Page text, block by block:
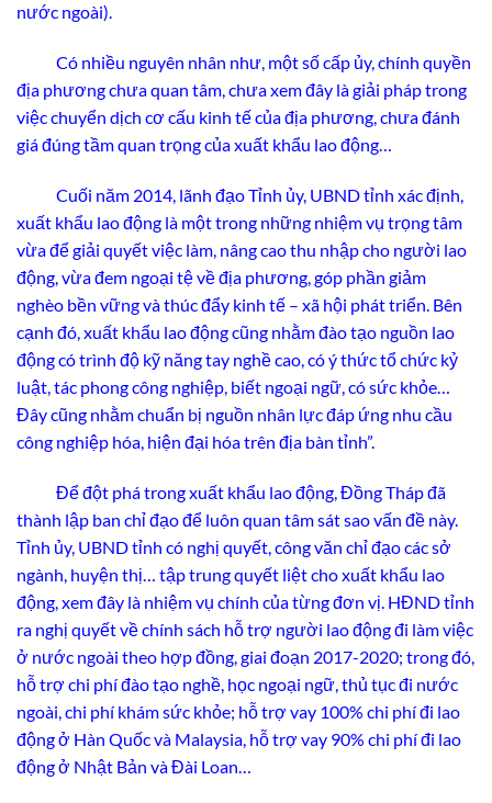
nước ngoài).
Có nhiều nguyên nhân như, một số cấp ủy, chính quyền
địa phương chưa quan tâm, chưa xem đây là giải pháp trong
việc chuyển dịch cơ cấu kinh tế của địa phương, chưa đánh
giá đúng tầm quan trọng của xuất khẩu lao động…
Cuối năm 2014, lãnh đạo Tỉnh ủy, UBND tỉnh xác định,
xuất khẩu lao động là một trong những nhiệm vụ trọng tâm
vừa để giải quyết việc làm, nâng cao thu nhập cho người lao
động, vừa đem ngoại tệ về địa phương, góp phần giảm
nghèo bền vững và thúc đẩy kinh tế – xã hội phát triển. Bên
cạnh đó, xuất khẩu lao động cũng nhằm đào tạo nguồn lao
động có trình độ kỹ năng tay nghề cao, có ý thức tổ chức kỷ
luật, tác phong công nghiệp, biết ngoại ngữ, có sức khỏe…
Đây cũng nhằm chuẩn bị nguồn nhân lực đáp ứng nhu cầu
công nghiệp hóa, hiện đại hóa trên địa bàn tỉnh”.
Để đột phá trong xuất khẩu lao động, Đồng Tháp đã
thành lập ban chỉ đạo để luôn quan tâm sát sao vấn đề này.
Tỉnh ủy, UBND tỉnh có nghị quyết, công văn chỉ đạo các sở
ngành, huyện thị… tập trung quyết liệt cho xuất khẩu lao
động, xem đây là nhiệm vụ chính của từng đơn vị. HĐND tỉnh
ra nghị quyết về chính sách hỗ trợ người lao động đi làm việc
ở nước ngoài theo hợp đồng, giai đoạn 2017-2020; trong đó,
hỗ trợ chi phí đào tạo nghề, học ngoại ngữ, thủ tục đi nước
ngoài, chi phí khám sức khỏe; hỗ trợ vay 100% chi phí đi lao
động ở Hàn Quốc và Malaysia, hỗ trợ vay 90% chi phí đi lao
động ở Nhật Bản và Đài Loan…